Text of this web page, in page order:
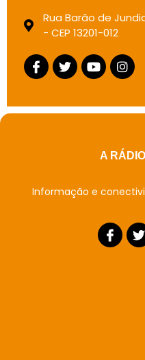
Rua Barão de
- CEP 13201-012
A
Informação e